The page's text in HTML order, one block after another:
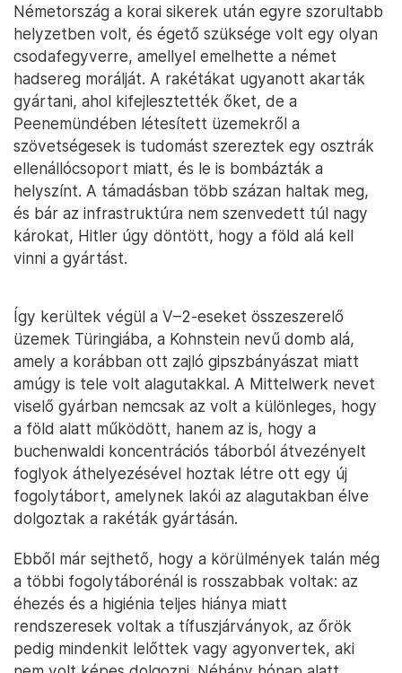
Németország a korai sikerek után egyre szorultabb
helyzetben volt, és égető szüksége volt egy olyan
csodafegyverre, amellyel emelhette a német
hadsereg morálját. A rakétákat ugyanott akarták
gyártani, ahol kifejlesztették őket, de a
Peenemündében létesített üzemekről a
szövetségesek is tudomást szereztek egy osztrák
ellenállócsoport miatt, és le is bombázták a
helyszínt. A támadásban több százan haltak meg,
és bár az infrastruktúra nem szenvedett túl nagy
károkat, Hitler úgy döntött, hogy a föld alá kell
vinni a gyártást.
Így kerültek végül a V–2-eseket összeszerelő
üzemek Türingiába, a Kohnstein nevű domb alá,
amely a korábban ott zajló gipszbányászat miatt
amúgy is tele volt alagutakkal. A Mittelwerk nevet
viselő gyárban nemcsak az volt a különleges, hogy
a föld alatt működött, hanem az is, hogy a
buchenwaldi koncentrációs táborból átvezényelt
foglyok áthelyezésével hoztak létre ott egy új
fogolytábort, amelynek lakói az alagutakban élve
dolgoztak a rakéták gyártásán.
Ebből már sejthető, hogy a körülmények talán még
a többi fogolytáborénál is rosszabbak voltak: az
éhezés és a higiénia teljes hiánya miatt
rendszeresek voltak a tífuszjárványok, az őrök
pedig mindenkit lelőttek vagy agyonvertek, aki